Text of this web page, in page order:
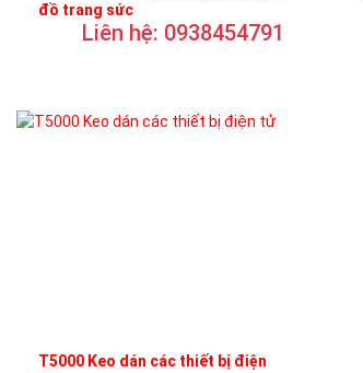
đồ trang sức
Liên hệ: 0938454791
T5000 Keo dán các thiết bị điện